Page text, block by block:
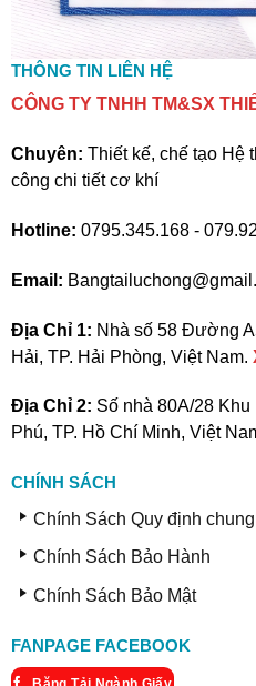
THÔNG TIN LIÊN HỆ
CÔNG TY TNHH TM&SX
Chuyên: Thiết kế, chế tạo Hệ
công chi tiết cơ khí
Hotline: 0795.345.168 -
Email:
Địa Chỉ 1: Nhà số 58 Đường
Hải, TP. Hải Phòng, Việt Nam.
Địa Chỉ 2: Số nhà 80A/28
Phú, TP. Hồ Chí Minh, Việt
CHÍNH SÁCH
Chính Sách Quy định chung
Chính Sách Bảo Hành
Chính Sách Bảo Mật
FANPAGE FACEBOOK